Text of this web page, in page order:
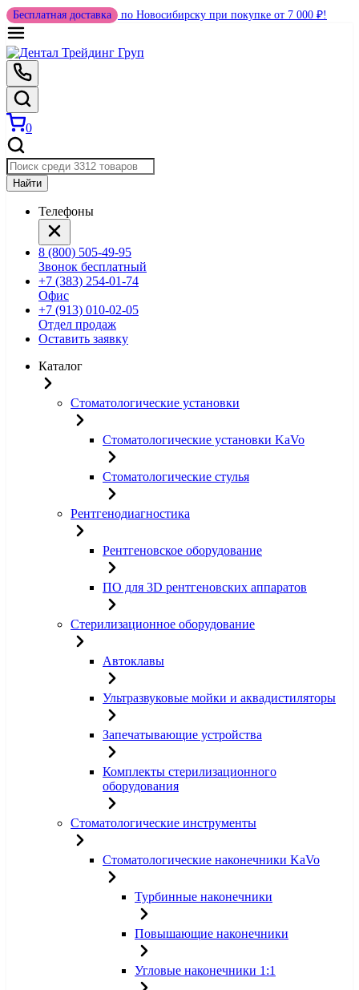
Бесплатная доставка по Новосибирску при покупке от 7 000 ₽!
0
Найти
Телефоны
8 (800) 505-49-95
Звонок бесплатный
+7 (383) 254-01-74
Офис
+7 (913) 010-02-05
Отдел продаж
Оставить заявку
Каталог
Стоматологические установки
Стоматологические установки KaVo
Стоматологические стулья
Рентгенодиагностика
Рентгеновское оборудование
ПО для 3D рентгеновских аппаратов
Стерилизационное оборудование
Автоклавы
Ультразвуковые мойки и аквадистиляторы
Запечатывающие устройства
Комплекты стерилизационного
оборудования
Стоматологические инструменты
Стоматологические наконечники KaVo
Турбинные наконечники
Повышающие наконечники
Угловые наконечники 1:1